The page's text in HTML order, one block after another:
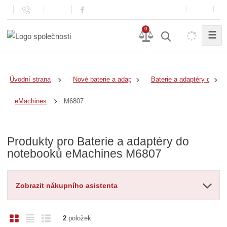
0
☰
Úvodní strana Nové baterie a adaptéry Baterie a adaptéry do
eMachines M6807
Produkty pro Baterie a adaptéry do
notebooků eMachines M6807
Zobrazit nákupního asistenta
O
Ř
2položek